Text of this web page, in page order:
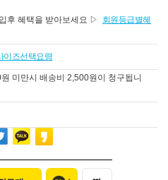
후 혜택을 받아보세요 ▷
회원등급별혜
이즈선택요령
미만시 배송비 2,500원이 청구됩니